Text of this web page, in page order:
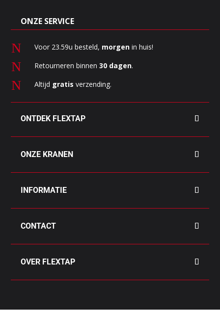
ONZE SERVICE
N Voor 23.59u besteld, morgenin huis!
N Retourneren binnen 30 dagen.
N Altijd gratis verzending.
ONTDEK FLEXTAP
ONZE KRANEN
INFORMATIE
CONTACT
OVER FLEXTAP